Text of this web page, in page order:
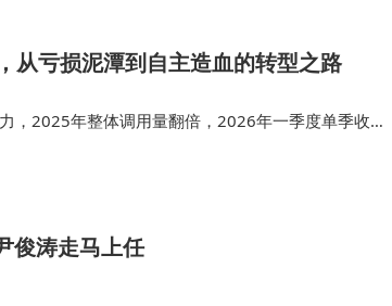
从亏损泥潭到自主造血的转型之路
，2025年整体调用量翻倍，2026年一季度单季收入
…
俊涛走马上任